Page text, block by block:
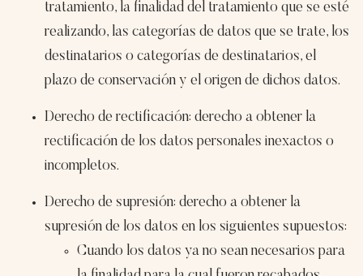
tratamiento, la finalidad del tratamiento que se esté
realizando, las categorías de datos que se trate, los
destinatarios o categorías de destinatarios, el
plazo de conservación y el origen de dichos datos.
Derecho de rectificación: derecho a obtener la
rectificación de los datos personales inexactos o
incompletos.
Derecho de supresión: derecho a obtener la
supresión de los datos en los siguientes supuestos:
Cuando los datos ya no sean necesarios para